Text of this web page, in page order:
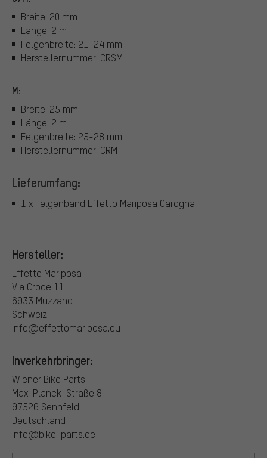
Breite: 20 mm
Länge: 2 m
Felgenbreite: 21-24 mm
Herstellernummer: CRSM
M:
Breite: 25 mm
Länge: 2 m
Felgenbreite: 25-28 mm
Herstellernummer: CRM
Lieferumfang:
1 x Felgenband Effetto Mariposa Carogna
Hersteller:
Effetto Mariposa
Via Croce 11
6933 Muzzano
Schweiz
info@effettomariposa.eu
Inverkehrbringer:
Wiener Bike Parts
Max-Planck-Straße 8
97526 Sennfeld
Deutschland
info@bike-parts.de